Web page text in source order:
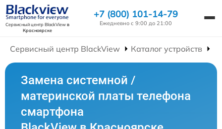
Сервисный центр BlackViewв
Красноярске
+7 (800) 101-14-79
Ежедневно с 9:00 до 21:00
Сервисный центр BlackView Каталог устройств
Замена системной /
материнской платы телефона
смартфона